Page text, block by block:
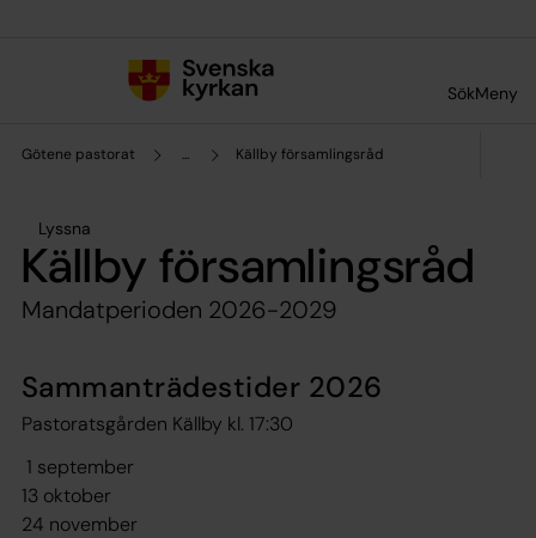
SökMeny
Götene pastorat ... Källby församlingsråd
Lyssna
Källby församlingsråd
Mandatperioden 2026-2029
Sammanträdestider 2026
Pastoratsgården Källby kl. 17:30
1 september
13 oktober
24 november